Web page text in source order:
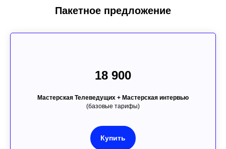
Пакетное предложение
18 900
Мастерская Телеведущих + Мастерская интервью
(базовые тарифы)
Купить